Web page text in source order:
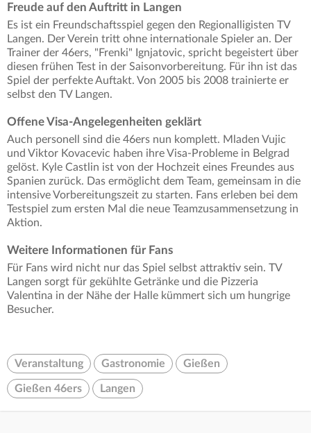
Freude auf den Auftritt in Langen
Es ist ein Freundschaftsspiel gegen den Regionalligisten TV
Langen. Der Verein tritt ohne internationale Spieler an. Der
Trainer der 46ers, "Frenki" Ignjatovic, spricht begeistert über
diesen frühen Test in der Saisonvorbereitung. Für ihn ist das
Spiel der perfekte Auftakt. Von 2005 bis 2008 trainierte er
selbst den TV Langen.
Offene Visa-Angelegenheiten geklärt
Auch personell sind die 46ers nun komplett. Mladen Vujic
und Viktor Kovacevic haben ihre Visa-Probleme in Belgrad
gelöst. Kyle Castlin ist von der Hochzeit eines Freundes aus
Spanien zurück. Das ermöglicht dem Team, gemeinsam in die
intensive Vorbereitungszeit zu starten. Fans erleben bei dem
Testspiel zum ersten Mal die neue Teamzusammensetzung in
Aktion.
Weitere Informationen für Fans
Für Fans wird nicht nur das Spiel selbst attraktiv sein. TV
Langen sorgt für gekühlte Getränke und die Pizzeria
Valentina in der Nähe der Halle kümmert sich um hungrige
Besucher.
Veranstaltung Gastronomie Gießen
Gießen 46ers Langen